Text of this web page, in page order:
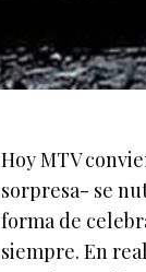
Hoy MTV
sorpresa- se
forma de
siempre. En